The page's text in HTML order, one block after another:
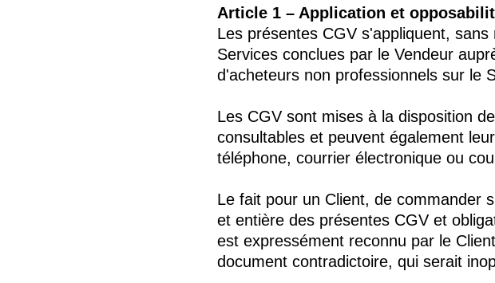
Article 1 – Application et
Les présentes CGV s'appliquent,
Services conclues par le Vendeur
d'acheteurs non professionnels sur le
Les CGV sont mises à la disposition
consultables et peuvent également
téléphone, courrier électronique ou
Le fait pour un Client, de commander
et entière des présentes CGV et
est expressément reconnu par le
document contradictoire, qui serait